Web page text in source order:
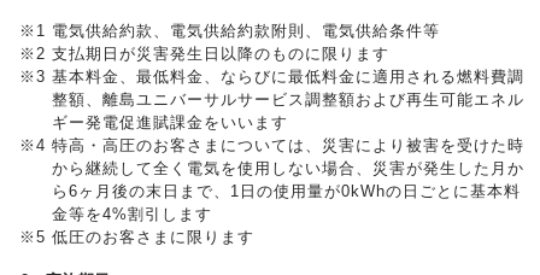
※1 電気供給約款、電気供給約款附則、電気供給条件等
※2支払期日が災害発生日以降のものに限ります
※3基本料金、最低料金、ならびに最低料金に適用される燃料費調
整額、離島ユニバーサルサービス調整額および再生可能エネル
ギー発電促進賦課金をいいます
※4特高・高圧のお客さまについては、災害により被害を受けた時
から継続して全く電気を使用しない場合、災害が発生した月か
ら6ヶ月後の末日まで、1日の使用量が0kWhの日ごとに基本料
金等を4%割引します
※5低圧のお客さまに限ります